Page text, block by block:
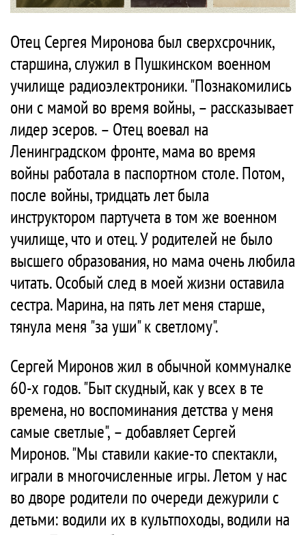
Отец Сергея Миронова был сверхсрочник,
старшина, служил в Пушкинском военном
училище радиоэлектроники. "Познакомились
они с мамой во время войны, – рассказывает
лидер эсеров. – Отец воевал на
Ленинградском фронте, мама во время
войны работала в паспортном столе. Потом,
после войны, тридцать лет была
инструктором партучета в том же военном
училище, что и отец. У родителей не было
высшего образования, но мама очень любила
читать. Особый след в моей жизни оставила
сестра. Марина, на пять лет меня старше,
тянула меня "за уши" к светлому".
Сергей Миронов жил в обычной коммуналке
60-х годов. "Быт скудный, как у всех в те
времена, но воспоминания детства у меня
самые светлые", – добавляет Сергей
Миронов. "Мы ставили какие-то спектакли,
играли в многочисленные игры. Летом у нас
во дворе родители по очереди дежурили с
детьми: водили их в культпоходы, водили на